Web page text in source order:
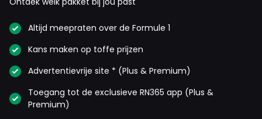
Altijd meepraten over de Formule 1
Kans maken op toffe prijzen
Advertentievrije site * (Plus & Premium)
Toegang tot de exclusieve RN365 app (Plus &
Premium)